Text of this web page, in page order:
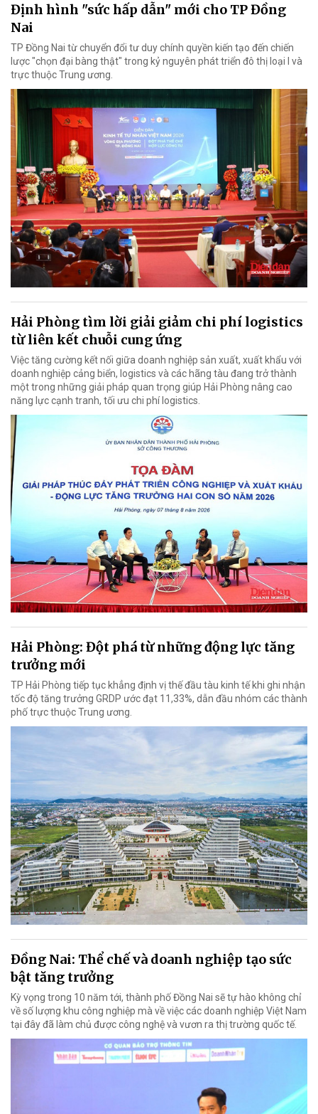
Định hình "sức hấp dẫn" mới cho TP Đồng
Nai
TP Đồng Nai từ chuyển đổi tư duy chính quyền kiến tạo đến chiến
lược "chọn đại bàng thật" trong kỷ nguyên phát triển đô thị loại I và
trực thuộc Trung ương.
Hải Phòng tìm lời giải giảm chi phí logistics
từ liên kết chuỗi cung ứng
Việc tăng cường kết nối giữa doanh nghiệp sản xuất, xuất khẩu với
doanh nghiệp cảng biển, logistics và các hãng tàu đang trở thành
một trong những giải pháp quan trọng giúp Hải Phòng nâng cao
năng lực cạnh tranh, tối ưu chi phí logistics.
Hải Phòng: Đột phá từ những động lực tăng
trưởng mới
TP Hải Phòng tiếp tục khẳng định vị thế đầu tàu kinh tế khi ghi nhận
tốc độ tăng trưởng GRDP ước đạt 11,33%, dẫn đầu nhóm các thành
phố trực thuộc Trung ương.
Đồng Nai: Thể chế và doanh nghiệp tạo sức
bật tăng trưởng
Kỳ vọng trong 10 năm tới, thành phố Đồng Nai sẽ tự hào không chỉ
về số lượng khu công nghiệp mà về việc các doanh nghiệp Việt Nam
tại đây đã làm chủ được công nghệ và vươn ra thị trường quốc tế.